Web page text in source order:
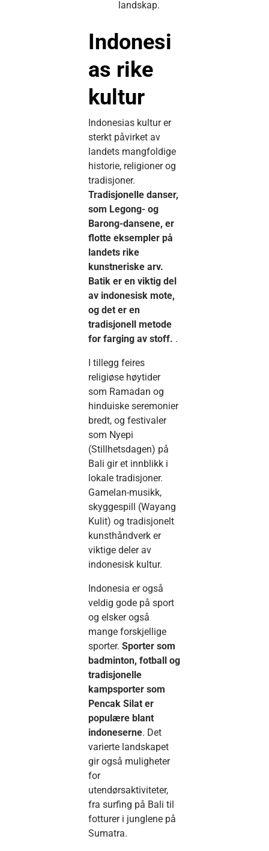
landskap.
Indonesi
as rike
kultur
Indonesias kultur er
sterkt påvirket av
landets mangfoldige
historie, religioner og
tradisjoner.
Tradisjonelle danser,
som Legong- og
Barong-dansene, er
flotte eksempler på
landets rike
kunstneriske arv.
Batik er en viktig del
av indonesisk mote,
og det er en
tradisjonell metode
for farging av stoff. .
I tillegg feires
religiøse høytider
som Ramadan og
hinduiske seremonier
bredt, og festivaler
som Nyepi
(Stillhetsdagen) på
Bali gir et innblikk i
lokale tradisjoner.
Gamelan-musikk,
skyggespill (Wayang
Kulit) og tradisjonelt
kunsthåndverk er
viktige deler av
indonesisk kultur.
Indonesia er også
veldig gode på sport
og elsker også
mange forskjellige
sporter. Sporter som
badminton, fotball og
tradisjonelle
kampsporter som
Pencak Silat er
populære blant
indoneserne. Det
varierte landskapet
gir også muligheter
for
utendørsaktiviteter,
fra surfing på Bali til
fotturer i junglene på
Sumatra.